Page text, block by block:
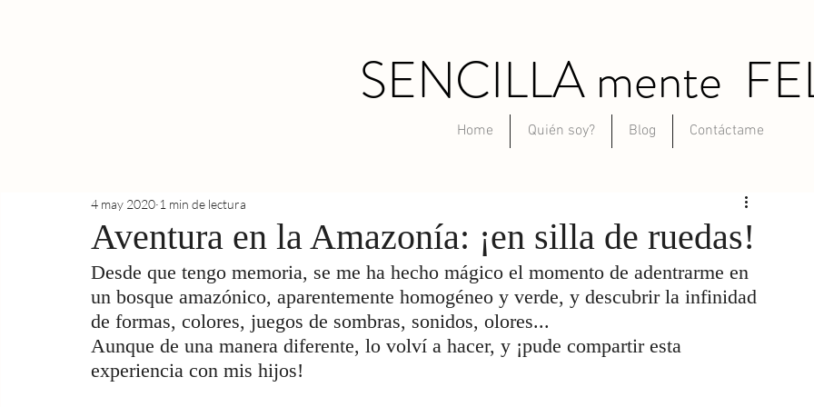
SENCILLA mente
Home Quién soy? Blog Contáctame
Aventura en la Amazonía: ¡en silla de ruedas!
4 may 2020 1 min de lectura
Desde que tengo memoria, se me ha hecho mágico el momento de adentrarme en
un bosque amazónico, aparentemente homogéneo y verde, y descubrir la infinidad
de formas, colores, juegos de sombras, sonidos, olores...
Aunque de una manera diferente, lo volví a hacer, y ¡pude compartir esta
experiencia con mis hijos!